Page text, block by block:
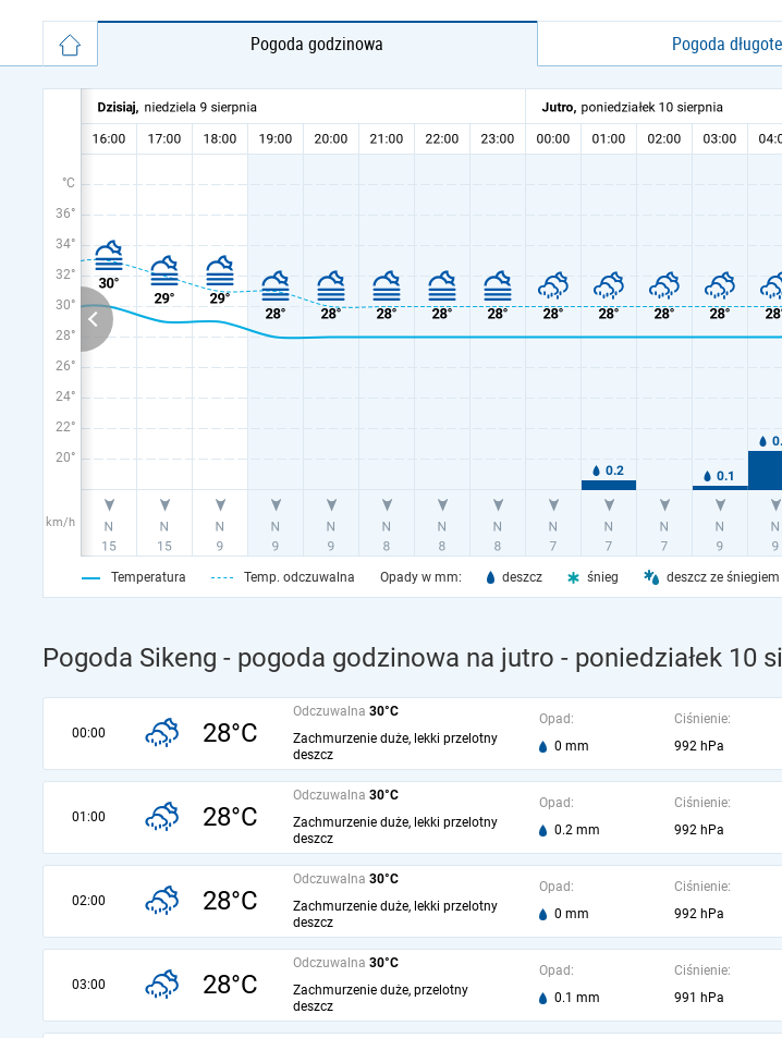
Pogoda godzinowa Pogoda
°C
36°
34°
32°
30°
28°
26°
24°
22°
20°
km/h
Temperatura Temp. odczuwalna Opady w mm: deszcz śnieg deszcz ze śniegiem
Pogoda Sikeng - pogoda godzinowa na jutro - poniedziałek 10
00:00 28°C
Odczuwalna 30°C
Zachmurzenie duże, lekki przelotny
deszcz
Opad:
0 mm
Ciśnienie:
992 hPa
01:00 28°C
Odczuwalna 30°C
Zachmurzenie duże, lekki przelotny
deszcz
Opad:
0.2 mm
Ciśnienie:
992 hPa
02:00 28°C
Odczuwalna 30°C
Zachmurzenie duże, lekki przelotny
deszcz
Opad:
0 mm
Ciśnienie:
992 hPa
03:00 28°C
Odczuwalna 30°C
Zachmurzenie duże, przelotny
deszcz
Opad:
0.1 mm
Ciśnienie:
991 hPa